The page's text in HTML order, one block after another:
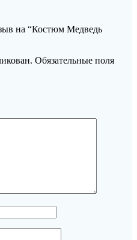
на “Костюм Медведь
Обязательные поля